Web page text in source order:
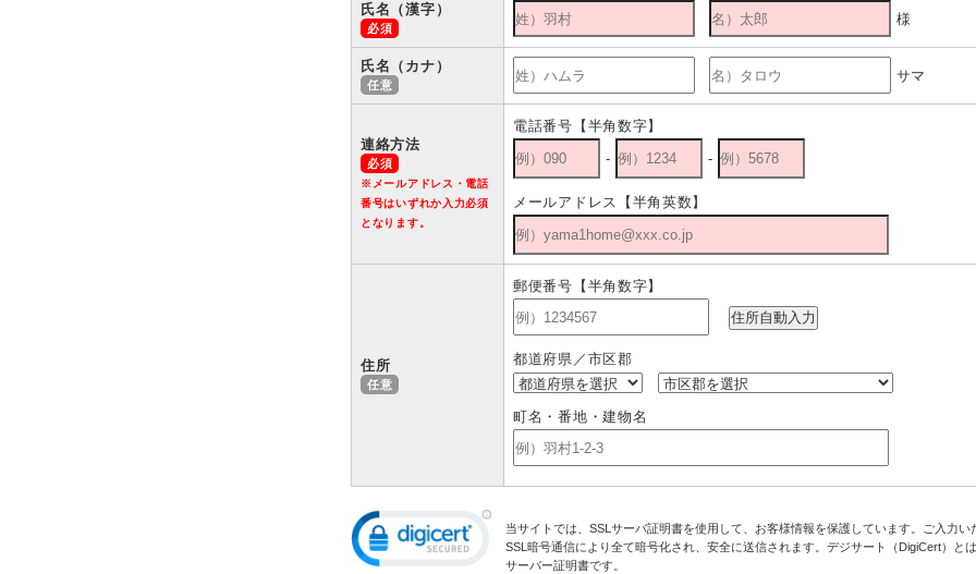
氏名（漢字）
様
氏名（カナ）
サマ
連絡方法
※メールアドレス・電話
番号はいずれか入力必須
となります。
電話番号【半角数字】
-
-
メールアドレス【半角英数】
住所
郵便番号【半角数字】
都道府県／市区郡
町名・番地・建物名
当サイトでは、SSLサーバ証明書を使用して、お客様情報を保護しています。ご入力い
SSL暗号通信により全て暗号化され、安全に送信されます。デジサート（DigiCert）と
サーバー証明書です。